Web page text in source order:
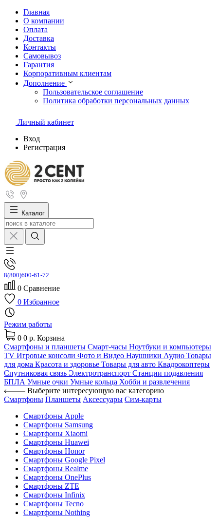
Главная
О компании
Оплата
Доставка
Контакты
Самовывоз
Гарантия
Корпоративным клиентам
Дополнение
Пользовательское соглашение
Политика обработки персональных данных
Личный кабинет
Вход
Регистрация
Каталог
8(800)600-61-72
0 Сравнение
0 Избранное
Режим работы
0 0 р. Корзина
Смартфоны и планшеты Смарт-часы Ноутбуки и компьютеры
TV Игровые консоли Фото и Видео Наушники Аудио Товары
для дома Красота и здоровье Товары для авто Квадрокоптеры
Спутниковая связь Электротранспорт Станции подавления
БПЛА Умные очки Умные кольца Хобби и развлечения
Выберите интересующую вас категорию
Смартфоны Планшеты Аксессуары Сим-карты
Смартфоны Apple
Смартфоны Samsung
Смартфоны Xiaomi
Смартфоны Huawei
Смартфоны Honor
Смартфоны Google Pixel
Смартфоны Realme
Смартфоны OnePlus
Смартфоны ZTE
Смартфоны Infinix
Смартфоны Tecno
Смартфоны Nothing